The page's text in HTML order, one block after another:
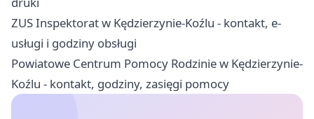
ZUS Inspektorat w Kędzierzynie-Koźlu - kontakt, e-
usługi i godziny obsługi
Powiatowe Centrum Pomocy Rodzinie w Kędzierzynie-
Koźlu - kontakt, godziny, zasięgi pomocy